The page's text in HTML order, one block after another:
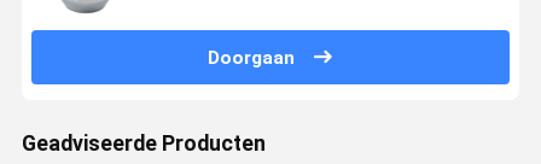
Doorgaan
Geadviseerde Producten